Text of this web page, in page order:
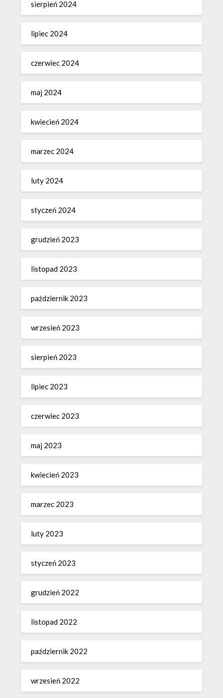
sierpień 2024
lipiec 2024
czerwiec 2024
maj 2024
kwiecień 2024
marzec 2024
luty 2024
styczeń 2024
grudzień 2023
listopad 2023
październik 2023
wrzesień 2023
sierpień 2023
lipiec 2023
czerwiec 2023
maj 2023
kwiecień 2023
marzec 2023
luty 2023
styczeń 2023
grudzień 2022
listopad 2022
październik 2022
wrzesień 2022